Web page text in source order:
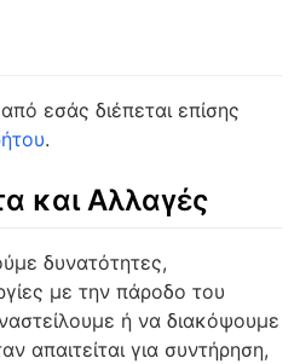
εσάς διέπεται επίσης
.
και Αλλαγές
δυνατότητες,
με την πάροδο του
ή να διακόψουμε
απαιτείται για συντήρηση,